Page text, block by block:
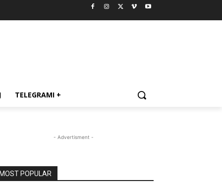
TELEGRAMI +
- Advertisment -
MOST POPULAR